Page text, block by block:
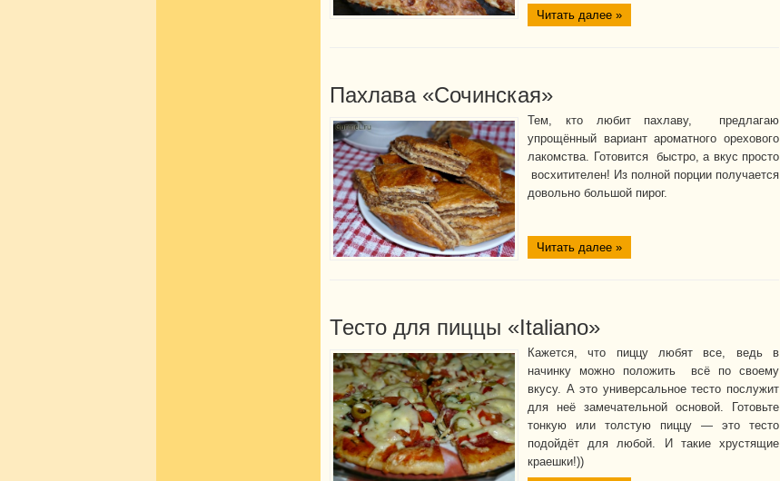
Читать далее »
Пахлава «Сочинская»
Тем, кто любит пахлаву, предлагаю
упрощённый вариант ароматного орехового
лакомства. Готовится быстро, а вкус просто
восхитителен! Из полной порции получается
довольно большой пирог.
Читать далее »
Тесто для пиццы «Italiano»
Кажется, что пиццу любят все, ведь в
начинку можно положить всё по своему
вкусу. А это универсальное тесто послужит
для неё замечательной основой. Готовьте
тонкую или толстую пиццу — это тесто
подойдёт для любой. И такие хрустящие
краешки!))